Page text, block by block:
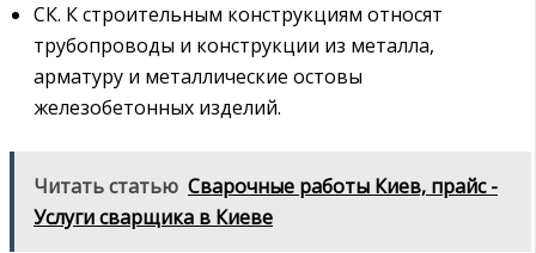
СК. К строительным конструкциям относят
трубопроводы и конструкции из металла,
арматуру и металлические остовы
железобетонных изделий.
Читать статью Сварочные работы Киев, прайс -
Услуги сварщика в Киеве